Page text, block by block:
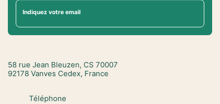
Indiquez votre email
58 rue Jean Bleuzen, CS 70007
92178 Vanves Cedex, France
Téléphone